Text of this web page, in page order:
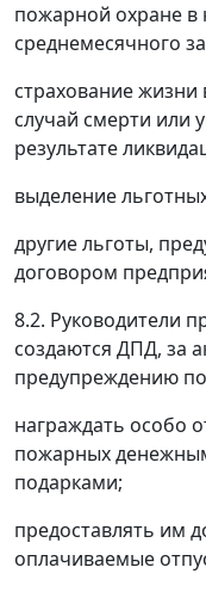
пожарной охране в
среднемесячного
страхование жизни
случай смерти или
результате
выделение
другие льготы,
договором
8.2. Руководители
создаются ДПД, за
предупреждению
награждать особо
пожарных
подарками;
предоставлять им
оплачиваемые